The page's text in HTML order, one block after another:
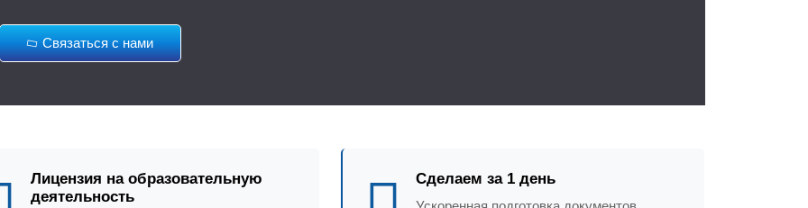
Связаться с нами
Лицензия на образовательную
деятельность
Сделаем за 1 день